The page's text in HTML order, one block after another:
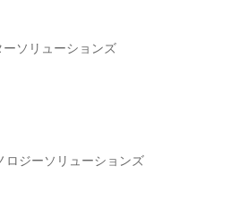
ーソリューションズ
ロジーソリューションズ